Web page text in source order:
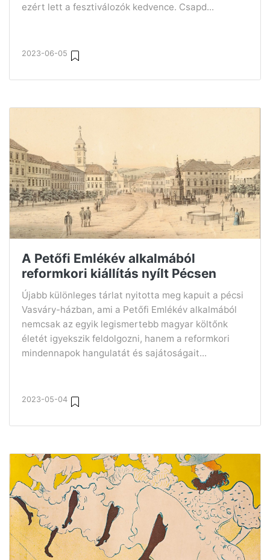
ezért lett a fesztiválozók kedvence. Csapd...
2023-06-05
A Petőfi Emlékév alkalmából
reformkori kiállítás nyílt Pécsen
Újabb különleges tárlat nyitotta meg kapuit a pécsi
Vasváry-házban, ami a Petőfi Emlékév alkalmából
nemcsak az egyik legismertebb magyar költőnk
életét igyekszik feldolgozni, hanem a reformkori
mindennapok hangulatát és sajátoságait...
2023-05-04